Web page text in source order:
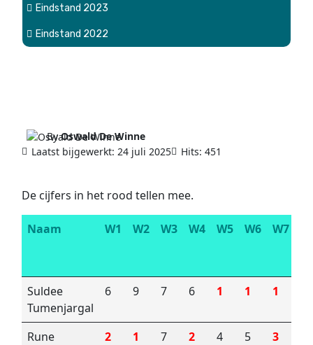
Eindstand 2023
Eindstand 2022
By Oswald De Winne
Laatst bijgewerkt: 24 juli 2025
Hits: 451
De cijfers in het rood tellen mee.
Naam W1 W2 W3 W4 W5 W6 W7
Suldee
Tumenjargal
6 9 7 6 1 1 1
Rune
2 1 7 2 4 5 3